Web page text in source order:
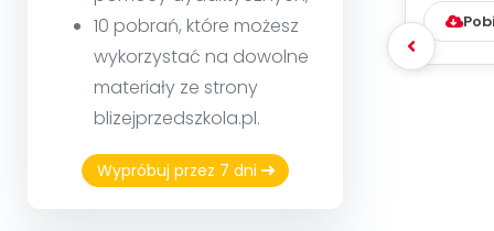
10 pobrań, które możesz
wykorzystać na dowolne
materiały ze strony
blizejprzedszkola.pl.
Wypróbuj przez 7 dni